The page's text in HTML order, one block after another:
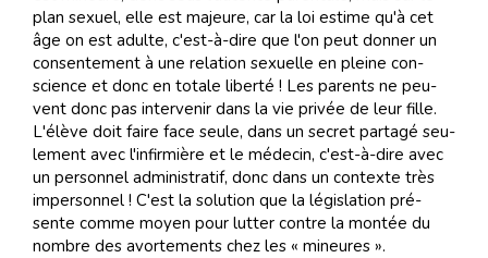
plan sexuel, elle est ma­jeure, car la loi es­time qu'à cet
âge on est adulte, c'est-à-dire que l'on peut don­ner un
con­sen­te­ment à une re­la­tion sexuelle en pleine con­
science et donc en to­tale li­ber­té ! Les pa­rents ne peu­
vent donc pas in­ter­ve­nir dans la vie pri­vée de leur fille.
L'élève doit faire face seule, dans un se­cret par­ta­gé seu­
le­ment avec l'in­fir­mière et le mé­de­cin, c'est-à-dire avec
un per­son­nel ad­mi­nis­tra­tif, donc dans un con­texte très
im­per­son­nel ! C'est la so­lu­tion que la lé­gis­la­tion pré­
sente comme moyen pour lut­ter con­tre la mon­tée du
nom­bre des avor­te­ments chez les « mi­neu­res ».